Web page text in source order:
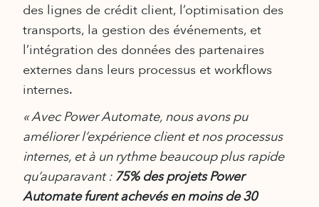
des lignes de crédit client, l’optimisation des
transports, la gestion des événements, et
l’intégration des données des partenaires
externes dans leurs processus et workflows
internes.
« Avec Power Automate, nous avons pu
améliorer l’expérience client et nos processus
internes, et à un rythme beaucoup plus rapide
qu’auparavant : 75% des projets Power
Automate furent achevés en moins de 30